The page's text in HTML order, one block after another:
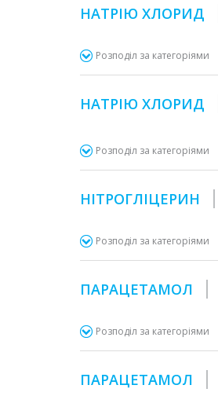
НАТРІЮ ХЛОРИД
Розподіл за категоріями
НАТРІЮ ХЛОРИД
Розподіл за категоріями
НІТРОГЛІЦЕРИН
Розподіл за категоріями
ПАРАЦЕТАМОЛ
Розподіл за категоріями
ПАРАЦЕТАМОЛ